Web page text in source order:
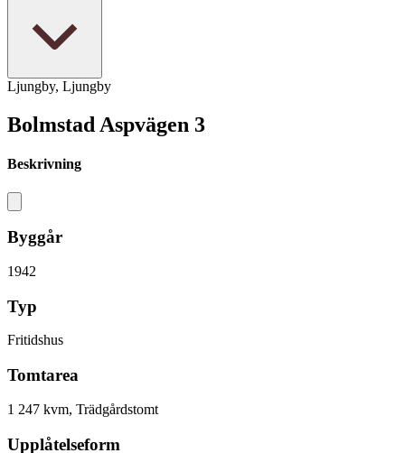
Ljungby, Ljungby
Bolmstad Aspvägen 3
Beskrivning
Byggår
1942
Typ
Fritidshus
Tomtarea
1 247 kvm, Trädgårdstomt
Upplåtelseform